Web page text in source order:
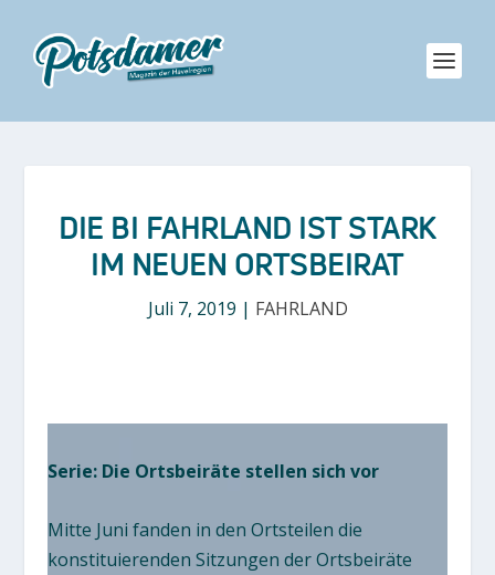
DIE BI FAHRLAND IST STARK
IM NEUEN ORTSBEIRAT
Juli 7, 2019 | FAHRLAND
Serie: Die Ortsbeiräte stellen sich vor
Mitte Juni fanden in den Ortsteilen die
konstituierenden Sitzungen der Ortsbeiräte